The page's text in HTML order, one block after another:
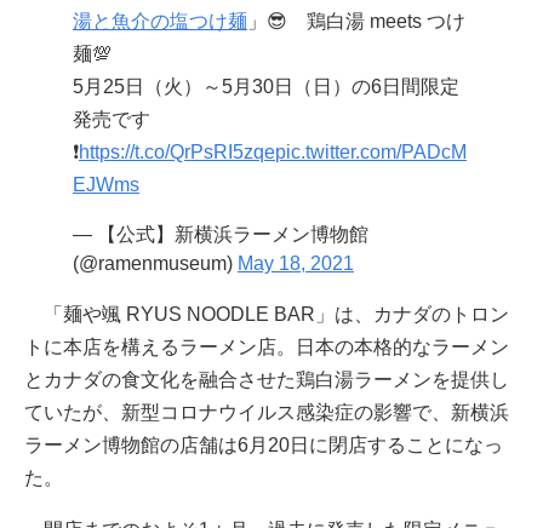
湯と魚介の塩つけ麺 」😎 鶏白湯 meets つけ
麺💯
5月25日（火）～5月30日（日）の6日間限定
発売です
❗️https://t.co/QrPsRI5zqepic.twitter.com/PADcM
EJWms
— 【公式】新横浜ラーメン博物館
(@ramenmuseum) May 18, 2021
「麺や颯 RYUS NOODLE BAR」は、カナダのトロン
トに本店を構えるラーメン店。日本の本格的なラーメン
とカナダの食文化を融合させた鶏白湯ラーメンを提供し
ていたが、新型コロナウイルス感染症の影響で、新横浜
ラーメン博物館の店舗は6月20日に閉店することになっ
た。